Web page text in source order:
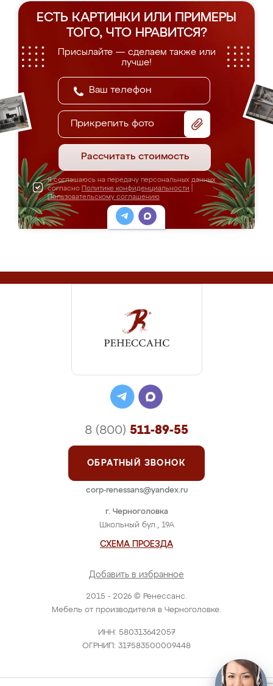
ЕСТЬ КАРТИНКИ ИЛИ ПРИМЕРЫ
ТОГО, ЧТО НРАВИТСЯ?
Присылайте — сделаем также или
лучше!
Прикрепить фото
Рассчитать стоимость
Я соглашаюсь на передачу персональных данных
согласно Политике конфиденциальности
Пользовательскому соглашению
2015 - 2026 © Ренессанс.
Мебель от производителя в Черноголовке.
ИНН: 580313642057
ОГРНИП: 317583500009448
г. Черноголовка
Школьный бул., 19А
СХЕМА ПРОЕЗДА
Добавить в избранное
8 (800) 511-89-55
ОБРАТНЫЙ ЗВОНОК
corp-renessans@yandex.ru